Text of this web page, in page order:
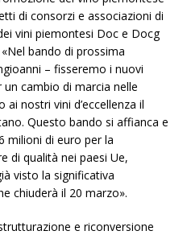
di consorzi e associazioni di
vini piemontesi Doc e Docg
bando di prossima
– fisseremo i nuovi
cambio di marcia nelle
nostri vini d’eccellenza il
Questo bando si affianca e
milioni di euro per la
di qualità nei paesi Ue,
visto la significativa
chiuderà il 20 marzo».
e riconversione